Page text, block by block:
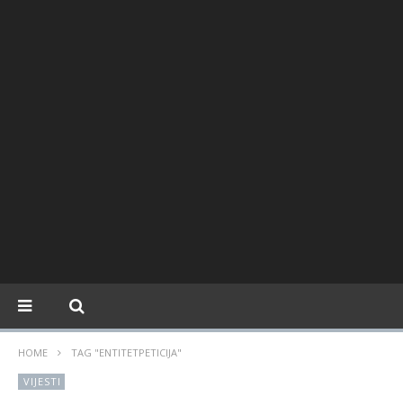
HOME TAG "ENTITETPETICIJA"
VIJESTI